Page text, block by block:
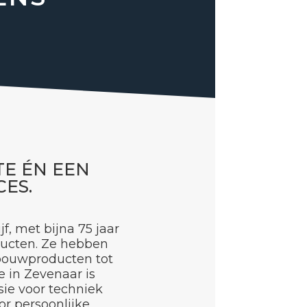
ÉN EEN
met bijna 75 jaar
Ze hebben
tot
in Zevenaar is
voor techniek